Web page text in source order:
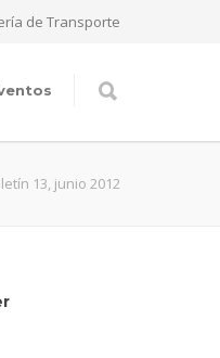
de Transporte
13, junio 2012